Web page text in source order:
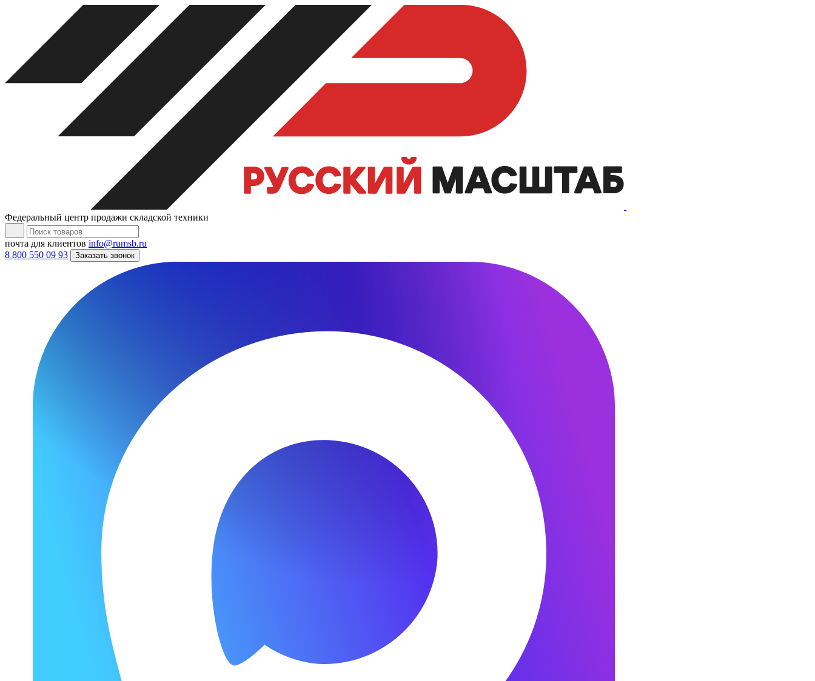
Федеральный центр продажи складской техники
почта для клиентов info@rumsb.ru
8 800 550 09 93
Заказать звонок